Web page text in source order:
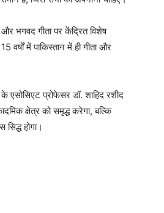
भगवद गीता पर केंद्रित विशेष
में पाकिस्तान में ही गीता और
एसोसिएट प्रोफेसर डॉ. शाहिद रशीद
क्षेत्र को समृद्ध करेगा, बल्कि
होगा।